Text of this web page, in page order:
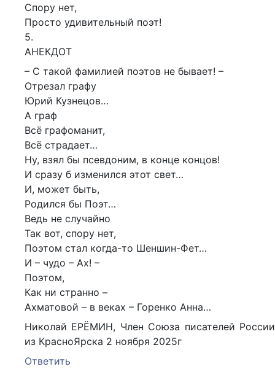
Спору нет,
Просто удивительный поэт!
5.
АНЕКДОТ
– С такой фамилией поэтов не бывает! –
Отрезал графу
Юрий Кузнецов…
А граф
Всё графоманит,
Всё страдает…
Ну, взял бы псевдоним, в конце концов!
И сразу б изменился этот свет…
И, может быть,
Родился бы Поэт…
Ведь не случайно
Так вот, спору нет,
Поэтом стал когда-то Шеншин-Фет…
И – чудо – Ах! –
Поэтом,
Как ни странно –
Ахматовой – в веках – Горенко Анна…
Николай ЕРЁМИН, Член Союза писателей России
из КрасноЯрска 2 ноября 2025г
Ответить